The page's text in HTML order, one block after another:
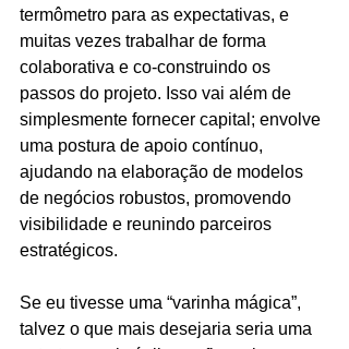
termômetro para as expectativas, e
muitas vezes trabalhar de forma
colaborativa e co-construindo os
passos do projeto. Isso vai além de
simplesmente fornecer capital; envolve
uma postura de apoio contínuo,
ajudando na elaboração de modelos
de negócios robustos, promovendo
visibilidade e reunindo parceiros
estratégicos.
Se eu tivesse uma “varinha mágica”,
talvez o que mais desejaria seria uma